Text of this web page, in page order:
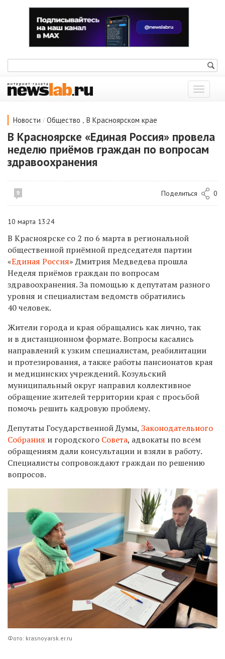
Показать
меню
Новости / Общество , В Красноярском крае
В Красноярске «Единая Россия» провела
неделю приёмов граждан по вопросам
здравоохранения
9 Поделиться 0
10 марта 13:24
В Красноярске со 2 по 6 марта в региональной
общественной приёмной председателя партии
«Единая Россия» Дмитрия Медведева прошла
Неделя приёмов граждан по вопросам
здравоохранения. За помощью к депутатам разного
уровня и специалистам ведомств обратились
40 человек.
Жители города и края обращались как лично, так
и в дистанционном формате. Вопросы касались
направлений к узким специалистам, реабилитации
и протезирования, а также работы пансионатов края
и медицинских учреждений. Козульский
муниципальный округ направил коллективное
обращение жителей территории края с просьбой
помочь решить кадровую проблему.
Депутаты Государственной Думы, Законодательного
Собрания и городского Совета, адвокаты по всем
обращениям дали консультации и взяли в работу.
Специалисты сопровождают граждан по решению
вопросов.
Фото: krasnoyarsk.er.ru